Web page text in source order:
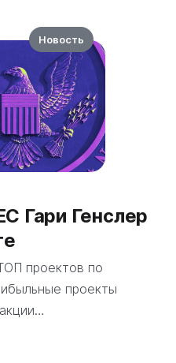
Гари Генслер
проектов по
проекты
Новость